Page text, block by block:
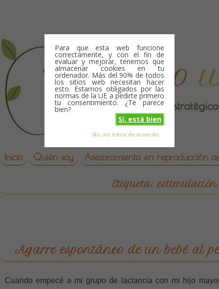
Para que esta web funcione
correctamente, y con el fin de
evaluar y mejorar, tenemos que
almacenar cookies en tu
ordenador. Más del 90% de todos
los sitios web necesitan hacer
esto. Estamos obligados por las
normas de la UE a pedirte primero
tu consentimiento. ¿Te parece
bien?
Sí, está bien
No, no estoy de acuerdo
reproduccion asistida
Skip to content
Inicio Quién soy Asesoramiento en reproducción
Etiqueta:estimulación
Agarre espontáneo de un bebé al
Cuando empecé a mi grupo de lactancia con mi hijo